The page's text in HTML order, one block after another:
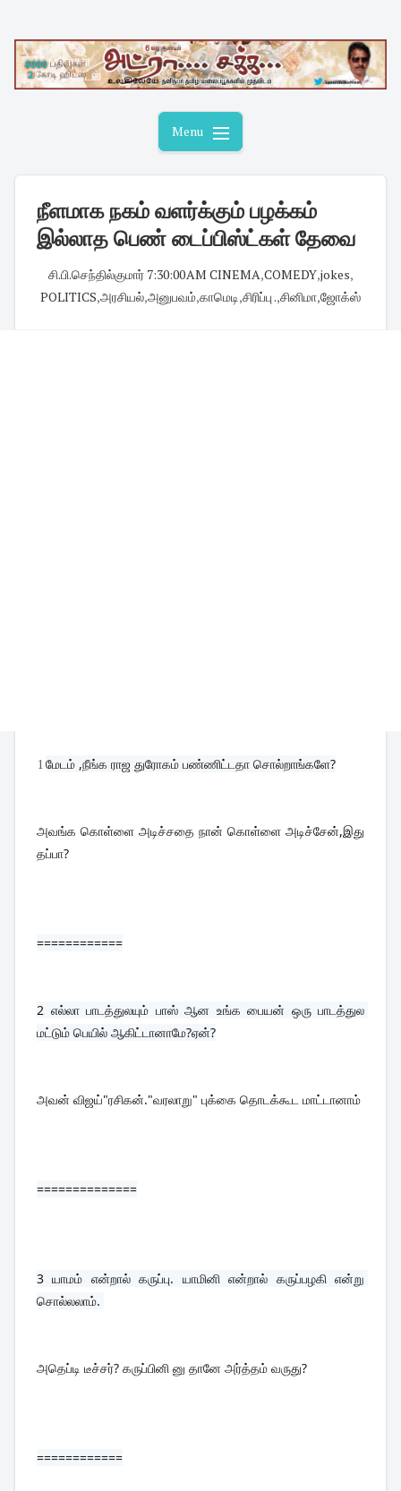
content
Menu
நீளமாக நகம் வளர்க்கும் பழக்கம்
இல்லாத பெண் டைப்பிஸ்ட்கள் தேவை
சி.பி.செந்தில்குமார்· 7:30:00 AM CINEMA,COMEDY,jokes,
POLITICS,அரசியல்,அனுபவம்,காமெடி,சிரிப்பு .,சினிமா,ஜோக்ஸ்
1மேடம் ,நீங்க ராஜ துரோகம் பண்ணிட்டதா சொல்றாங்களே?
அவங்க கொள்ளை அடிச்சதை நான் கொள்ளை அடிச்சேன்,இது
தப்பா?
============
2 எல்லா பாடத்துலயும் பாஸ் ஆன உங்க பையன் ஒரு பாடத்துல
மட்டும் பெயில் ஆகிட்டானாமே?ஏன்?
அவன் விஜய்"ரசிகன்."வரலாறு" புக்கை தொடக்கூட மாட்டானாம்
==============
3 யாமம் என்றால் கருப்பு. யாமினி என்றால் கருப்பழகி என்று
சொல்லலாம்.
அதெப்டி டீச்சர்? கருப்பினி னு தானே அர்த்தம் வருது?
============